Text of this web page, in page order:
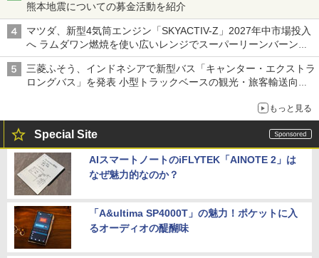
熊本地震についての募金活動を紹介
マツダ、新型4気筒エンジン「SKYACTIV-Z」2027年中市場投入
へ ラムダワン燃焼を使い広いレンジでスーパーリーンバーン燃
焼を実現
三菱ふそう、インドネシアで新型バス「キャンター・エクストラ
ロングバス」を発表 小型トラックベースの観光・旅客輸送向け
もっと見る
Special Site
AIスマートノートのiFLYTEK「AINOTE 2」は
なぜ魅力的なのか？
「A&ultima SP4000T」の魅力！ポケットに入
るオーディオの醍醐味